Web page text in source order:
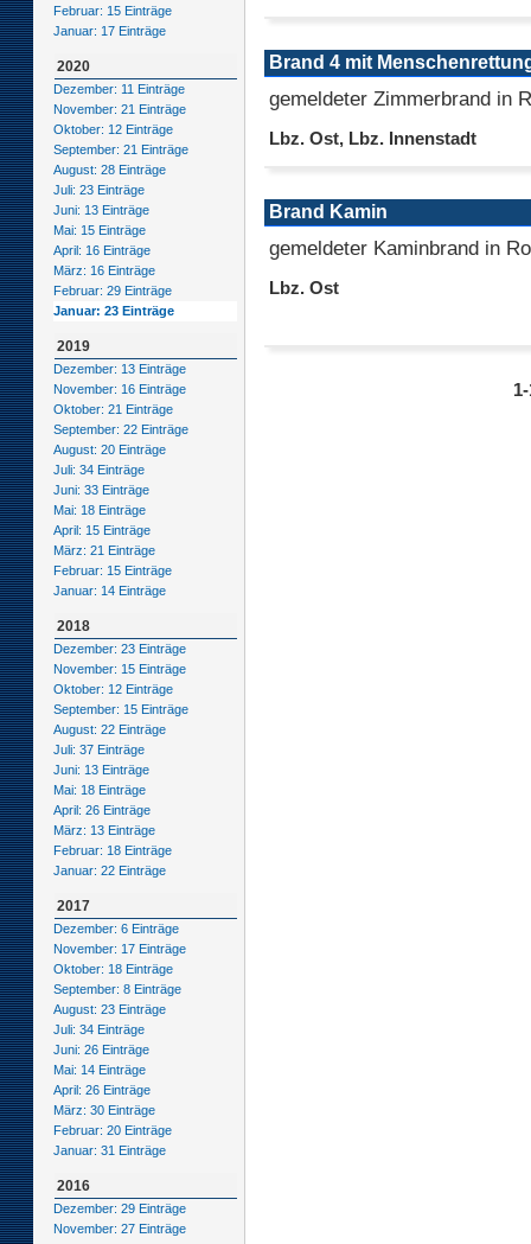
Februar: 15 Einträge
Januar: 17 Einträge
2020
Dezember: 11 Einträge
November: 21 Einträge
Oktober: 12 Einträge
September: 21 Einträge
August: 28 Einträge
Juli: 23 Einträge
Juni: 13 Einträge
Mai: 15 Einträge
April: 16 Einträge
März: 16 Einträge
Februar: 29 Einträge
Januar: 23 Einträge
2019
Dezember: 13 Einträge
November: 16 Einträge
Oktober: 21 Einträge
September: 22 Einträge
August: 20 Einträge
Juli: 34 Einträge
Juni: 33 Einträge
Mai: 18 Einträge
April: 15 Einträge
März: 21 Einträge
Februar: 15 Einträge
Januar: 14 Einträge
2018
Dezember: 23 Einträge
November: 15 Einträge
Oktober: 12 Einträge
September: 15 Einträge
August: 22 Einträge
Juli: 37 Einträge
Juni: 13 Einträge
Mai: 18 Einträge
April: 26 Einträge
März: 13 Einträge
Februar: 18 Einträge
Januar: 22 Einträge
2017
Dezember: 6 Einträge
November: 17 Einträge
Oktober: 18 Einträge
September: 8 Einträge
August: 23 Einträge
Juli: 34 Einträge
Juni: 26 Einträge
Mai: 14 Einträge
April: 26 Einträge
März: 30 Einträge
Februar: 20 Einträge
Januar: 31 Einträge
2016
Dezember: 29 Einträge
November: 27 Einträge
Brand 4 mit
gemeldeter Zimmerbrand in
Lbz. Ost, Lbz. Innenstadt
Brand Kamin
gemeldeter Kaminbrand in
Lbz. Ost